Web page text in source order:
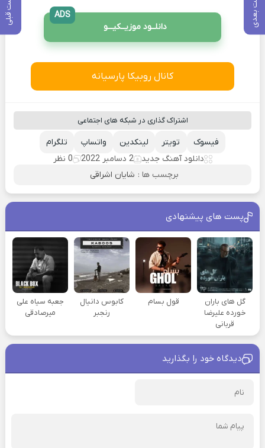
پست بعدی پست قبلی
دانلــود موزیــکیـــو
ADS
کانال روبیکا پارسیانه
اشتراک گذاری در شبکه های اجتماعی
تلگرام واتساپ لینکدین تویتر
فیسوک
دانلود آهنگ جدید
2 دسامبر 2022
0 نظر
برچسب ها : شایان اشراقی
پست های پیشنهادی
گل های باران
خورده علیرضا
قربانی
قول بسام
کابوس دانیال
رنجبر
جعبه سیاه علی
میرصادقی
دیدگاه خود را بگذارید